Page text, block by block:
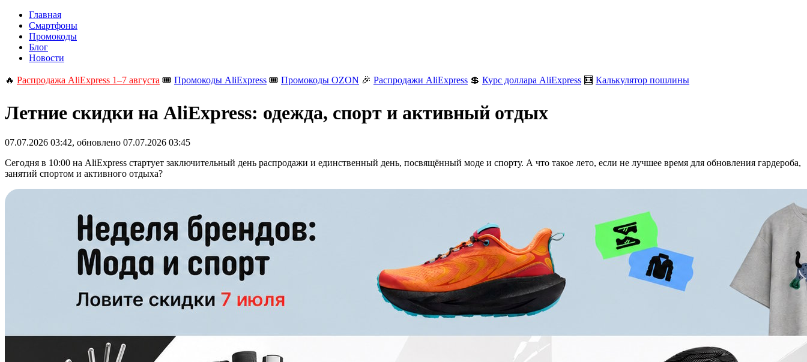
Главная
Смартфоны
Промокоды
Блог
Новости
🔥 Распродажа AliExpress 1–7 августа 🎟️ Промокоды AliExpress 🎟️ Промокоды OZON 🎉 Распродажи AliExpress 💲 Курс доллара AliExpress 🧮 Калькулятор пошлины
Летние скидки на AliExpress: одежда, спорт и активный отдых
07.07.2026 03:42, обновлено 07.07.2026 03:45
Сегодня в 10:00 на AliExpress стартует заключительный день распродажи и единственный день, посвящённый моде и спорту. А что такое лето, если не лучшее время для обновления гардероба,
занятий спортом и активного отдыха?